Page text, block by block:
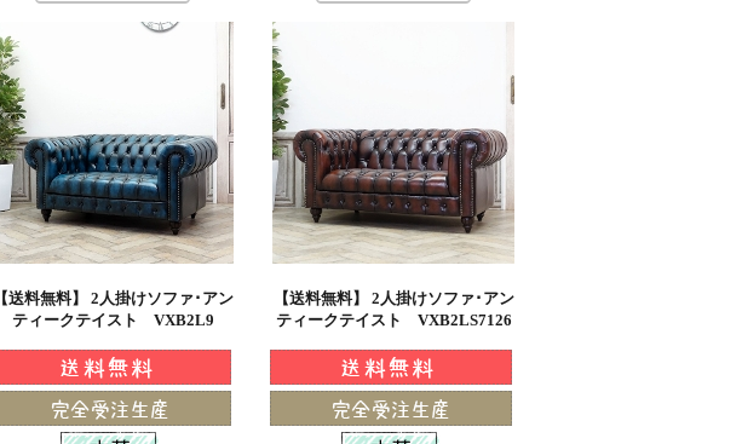
【送料無料】 2人掛けソファ･アン
ティークテイスト VXB2L9
【送料無料】 2人掛けソファ･アン
ティークテイスト VXB2LS7126